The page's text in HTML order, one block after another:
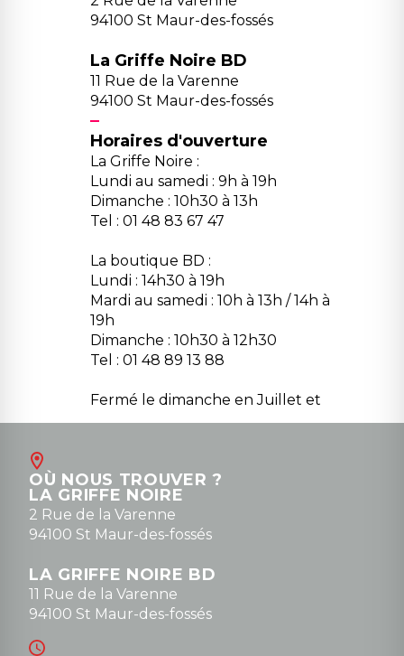
94100 St Maur-des-fossés
La Griffe Noire BD
11 Rue de la Varenne
94100 St Maur-des-fossés
Horaires d'ouverture
La Griffe Noire :
Lundi au samedi : 9h à 19h
Dimanche : 10h30 à 13h
Tel : 01 48 83 67 47
La boutique BD :
Lundi : 14h30 à 19h
Mardi au samedi : 10h à 13h / 14h à
19h
Dimanche : 10h30 à 12h30
Tel : 01 48 89 13 88
Fermé le dimanche en Juillet et
Août
contact@la-griffe-noire.com
0148836747
OÙ NOUS TROUVER ?
LA GRIFFE NOIRE
2 Rue de la Varenne
94100 St Maur-des-fossés
LA GRIFFE NOIRE BD
11 Rue de la Varenne
94100 St Maur-des-fossés